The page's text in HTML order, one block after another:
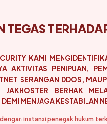
TEGAS
KAMI
AKTIVITAS PENIPUAN,
SERANGAN DDOS,
BERHAK
DEMI MENJAGA KESTABILAN
instansi penegak hukum